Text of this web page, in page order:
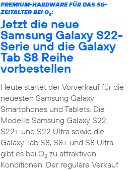
PREMIUM-HARDWARE FÜR DAS 5G-
ZEITALTER BEI O2:
Jetzt die neue
Samsung Galaxy S22-
Serie und die Galaxy
Tab S8 Reihe
vorbestellen
Heute startet der Vorverkauf für die
neuesten Samsung Galaxy
Smartphones und Tablets. Die
Modelle Samsung Galaxy S22,
S22+ und S22 Ultra sowie die
Galaxy Tab S8, S8+ und S8 Ultra
gibt es bei O2zu attraktiven
Konditionen. Der reguläre Verkauf